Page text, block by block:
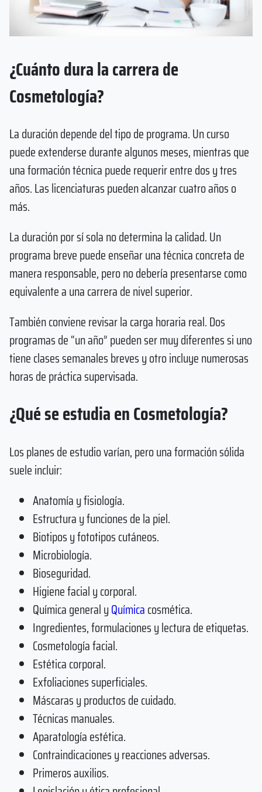
¿Cuánto dura la carrera de
Cosmetología?
La duración depende del tipo de programa. Un curso
puede extenderse durante algunos meses, mientras que
una formación técnica puede requerir entre dos y tres
años. Las licenciaturas pueden alcanzar cuatro años o
más.
La duración por sí sola no determina la calidad. Un
programa breve puede enseñar una técnica concreta de
manera responsable, pero no debería presentarse como
equivalente a una carrera de nivel superior.
También conviene revisar la carga horaria real. Dos
programas de “un año” pueden ser muy diferentes si uno
tiene clases semanales breves y otro incluye numerosas
horas de práctica supervisada.
¿Qué se estudia en Cosmetología?
Los planes de estudio varían, pero una formación sólida
suele incluir:
Anatomía y fisiología.
Estructura y funciones de la piel.
Biotipos y fototipos cutáneos.
Microbiología.
Bioseguridad.
Higiene facial y corporal.
Química general yQuímicacosmética.
Ingredientes, formulaciones y lectura de etiquetas.
Cosmetología facial.
Estética corporal.
Exfoliaciones superficiales.
Máscaras y productos de cuidado.
Técnicas manuales.
Aparatología estética.
Contraindicaciones y reacciones adversas.
Primeros auxilios.